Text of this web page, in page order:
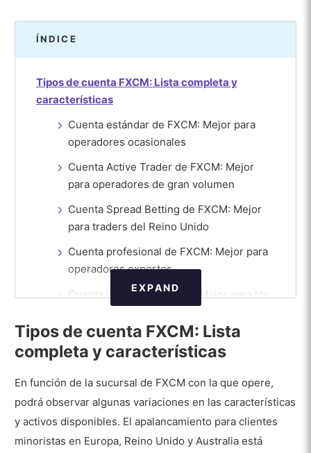
ÍNDICE
Tipos de cuenta FXCM: Lista completa y
características
Cuenta estándar de FXCM: Mejor para
operadores ocasionales
Cuenta Active Trader de FXCM: Mejor
para operadores de gran volumen
Cuenta Spread Betting de FXCM: Mejor
para traders del Reino Unido
Cuenta profesional de FXCM: Mejor para
operadores expertos
Cuenta islámica de FXCM: Mejor para los
¿Qué ocurre con las cuentas inactivas de
FXCM?
EXPAND
Tipos de cuenta FXCM: Lista
completa y características
En función de la sucursal de FXCM con la que opere,
podrá observar algunas variaciones en las características
y activos disponibles. El apalancamiento para clientes
minoristas en Europa, Reino Unido y Australia está